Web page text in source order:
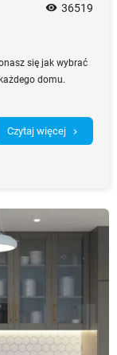
remove_red_eye 36519
się jak wybrać
domu.
Czytaj więcej chevron_right